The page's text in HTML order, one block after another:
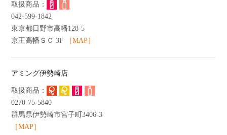
042-599-1842
東京都日野市高幡128-5
京王高幡ＳＣ 3F
［MAP］
アミング伊勢崎店
0270-75-5840
群馬県伊勢崎市宮子町3406-3
［MAP］